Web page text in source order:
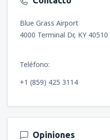
Blue Grass Airport
4000 Terminal Dr, KY 40510
Teléfono:
+1 (859) 425 3114
Opiniones